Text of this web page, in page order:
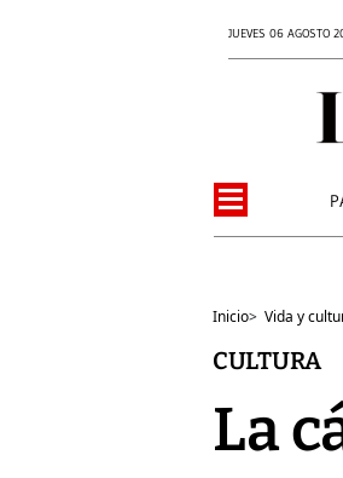
JUEVES 06 AGOSTO
Inicio> Vida y
CULTURA
La